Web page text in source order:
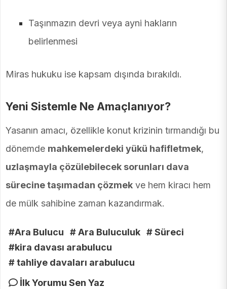
Taşınmazın devri veya ayni hakların
belirlenmesi
Miras hukuku ise kapsam dışında bırakıldı.
Yeni Sistemle Ne Amaçlanıyor?
Yasanın amacı, özellikle konut krizinin tırmandığı bu
dönemde mahkemelerdeki yükü hafifletmek,
uzlaşmayla çözülebilecek sorunları dava
sürecine taşımadan çözmek ve hem kiracı hem
de mülk sahibine zaman kazandırmak.
#Ara Bulucu # Ara Buluculuk # Süreci
#kira davası arabulucu
# tahliye davaları arabulucu
İlk Yorumu Sen Yaz